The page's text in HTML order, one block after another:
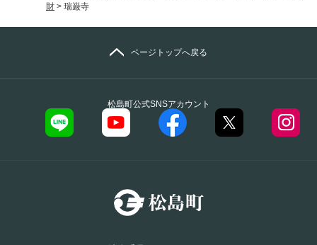
財 > 瑞巌寺
松島町公式SNSアカウント
ページトップへ戻る